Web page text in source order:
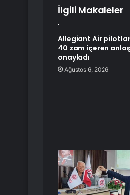
İlgili Makaleler
Allegiant Air
40 zam içeren
onayladı
Ağustos 6, 2026